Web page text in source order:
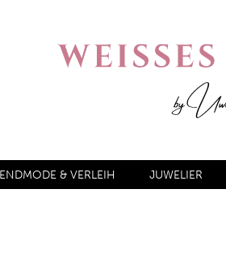
& VERLEIH JUWELIER